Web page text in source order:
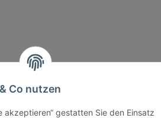
Co nutzen
akzeptieren“ gestatten Sie den Einsatz